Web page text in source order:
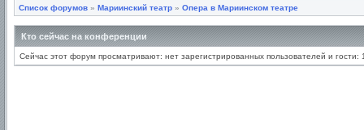
Список форумов » Мариинский театр » Опера в Мариинском театре
Кто сейчас на конференции
Сейчас этот форум просматривают: нет зарегистрированных пользователей и гости: